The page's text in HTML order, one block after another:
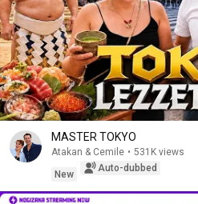
MASTER TOKYO
Atakan & Cemile • 531K views
New
Auto-dubbed